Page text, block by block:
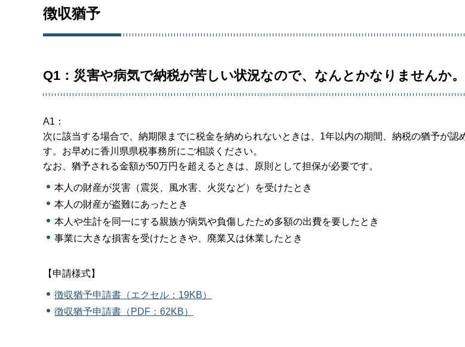
徴収猶予
Q1：災害や病気で納税が苦しい状況なので、なんとかなりませんか。
A1：
次に該当する場合で、納期限までに税金を納められないときは、1年以内の期間、納税の猶予が認
す。お早めに香川県県税事務所にご相談ください。
なお、猶予される金額が50万円を超えるときは、原則として担保が必要です。
本人の財産が災害（震災、風水害、火災など）を受けたとき
本人の財産が盗難にあったとき
本人や生計を同一にする親族が病気や負傷したため多額の出費を要したとき
事業に大きな損害を受けたときや、廃業又は休業したとき
【申請様式】
徴収猶予申請書（エクセル：19KB）
徴収猶予申請書（PDF：62KB）